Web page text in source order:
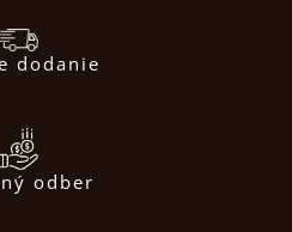
dodanie
odber